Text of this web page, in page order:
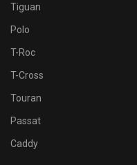
Tiguan
Polo
T-Roc
T-Cross
Touran
Passat
Caddy